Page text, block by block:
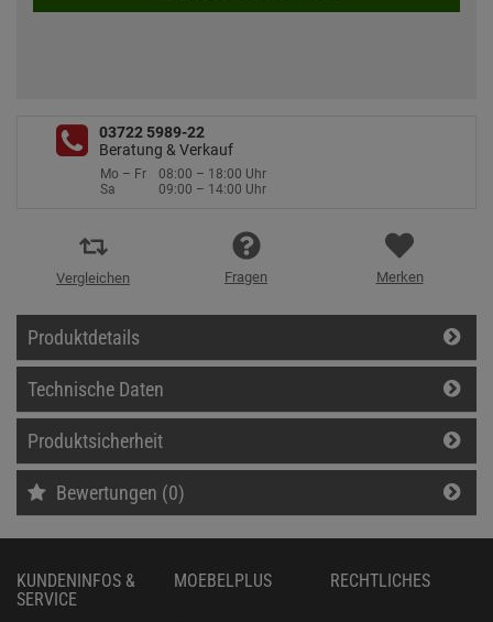
03722 5989-22
Beratung & Verkauf
Mo – Fr
08:00 – 18:00 Uhr
Sa
09:00 – 14:00 Uhr
Vergleichen Fragen Merken
Produktdetails
Technische Daten
Produktsicherheit
Bewertungen (0)
KUNDENINFOS &
SERVICE
MOEBELPLUS RECHTLICHES